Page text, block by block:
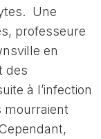
Une
professeure
en
des
à l’infection
mourraient